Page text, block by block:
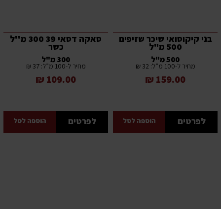
בני קיקוסואי שיכר שזיפים
500 מ"ל
500 מ"ל
מחיר ל-100 מ”ל: 32 ₪
159.00 ₪
לפרטים הוספה לסל
סאקה דסאי 39 300 מ''ל
כשר
300 מ"ל
מחיר ל-100 מ”ל: 37 ₪
109.00 ₪
לפרטים הוספה לסל